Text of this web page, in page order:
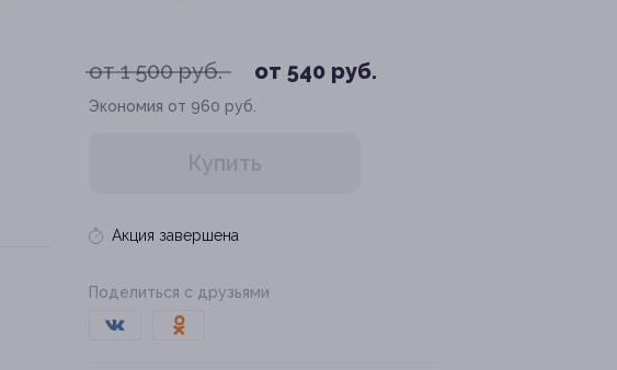
от 1 500 руб. от 540 руб.
Экономия от 960 руб.
Купить
Акция завершена
Поделиться с друзьями